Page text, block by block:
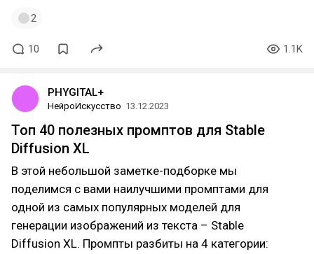
2
10 1.1K
PHYGITAL+
НейроИскусство 13.12.2023
Топ 40 полезных промптов для Stable
Diffusion XL
В этой небольшой заметке-подборке мы
поделимся с вами наилучшими промптами для
одной из самых популярных моделей для
генерации изображений из текста – Stable
Diffusion XL. Промпты разбиты на 4 категории: